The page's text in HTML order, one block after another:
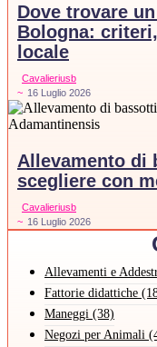
Dove trovare
Bologna:
locale
Cavalieriusb
~ 16 Luglio 2026
Allevamento di
scegliere con
Cavalieriusb
~ 16 Luglio 2026
Allevamenti e
Fattorie didattiche
Maneggi (38)
Negozi per Animali